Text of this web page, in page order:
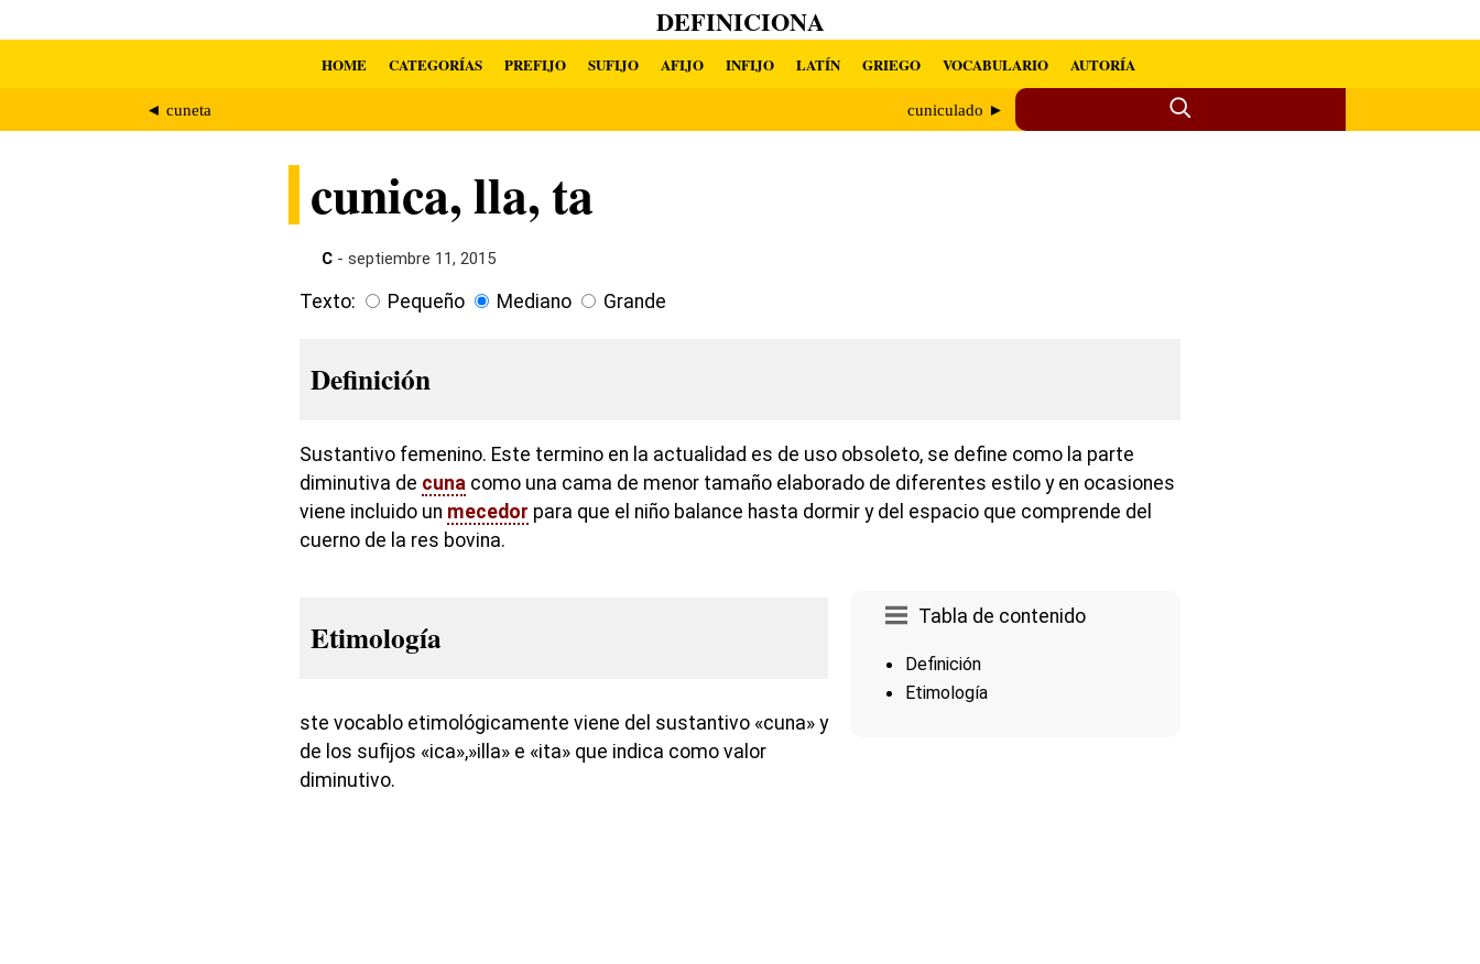
DEFINICIONA
HOME CATEGORÍAS PREFIJO SUFIJO AFIJO INFIJO LATÍN GRIEGO VOCABULARIO AUTORÍA
◄ cuneta cuniculado ►
cunica, lla, ta
C - septiembre 11, 2015
Texto: Pequeño Mediano Grande
Definición
Sustantivo femenino. Este termino en la actualidad es de uso obsoleto, se define como la parte
diminutiva de cuna como una cama de menor tamaño elaborado de diferentes estilo y en ocasiones
viene incluido un mecedor para que el niño balance hasta dormir y del espacio que comprende del
cuerno de la res bovina.
Tabla de contenido
Definición
Etimología
Etimología
ste vocablo etimológicamente viene del sustantivo «cuna» y
de los sufijos «ica»,»illa» e «ita» que indica como valor
diminutivo.